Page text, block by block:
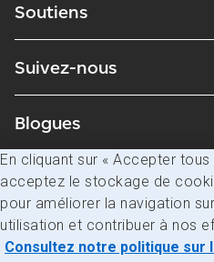
Soutiens
Suivez-nous
Blogues
Avis juridiques
Confidentialité
Accès à l’information
En cliquant sur « Accepter
acceptez le stockage de
pour améliorer la navigation
utilisation et contribuer à nos
Consultez notre politique sur